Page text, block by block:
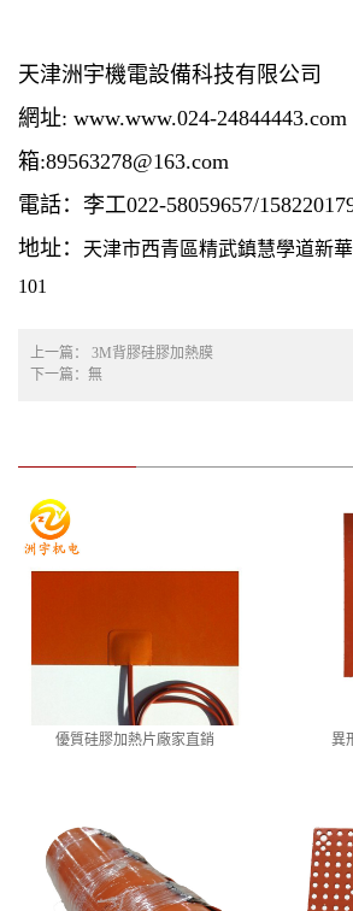
天津洲宇機電設備科技有限公司
網址: www.www.024-
箱:89563278@163.com
電話：李工022-58059657/
地址：
天津市西青區精武鎮慧學道新
101
上一篇： 3M背膠硅膠加熱膜
下一篇：無
優質硅膠加熱片廠家直銷 異